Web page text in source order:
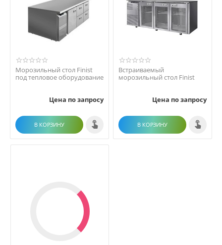
Морозильный стол Finist
под тепловое оборудование
Цена по запросу
В КОРЗИНУ
Встраиваемый
морозильный стол Finist
Цена по запросу
В КОРЗИНУ